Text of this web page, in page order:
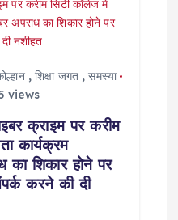
,शिक्षा जगत,समस्या
views
क्राइम पर करीम
कार्यक्रम
का शिकार होने पर
करने की दी